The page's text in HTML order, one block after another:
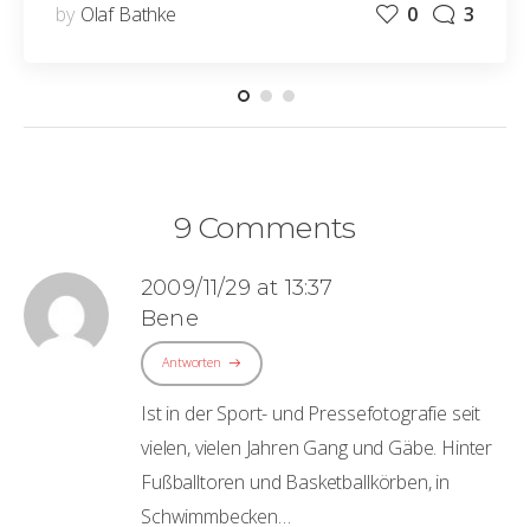
by Olaf Bathke 0 3
9 Comments
2009/11/29 at 13:37
Bene
Antworten
Ist in der Sport- und Pressefotografie seit
vielen, vielen Jahren Gang und Gäbe. Hinter
Fußballtoren und Basketballkörben, in
Schwimmbecken…